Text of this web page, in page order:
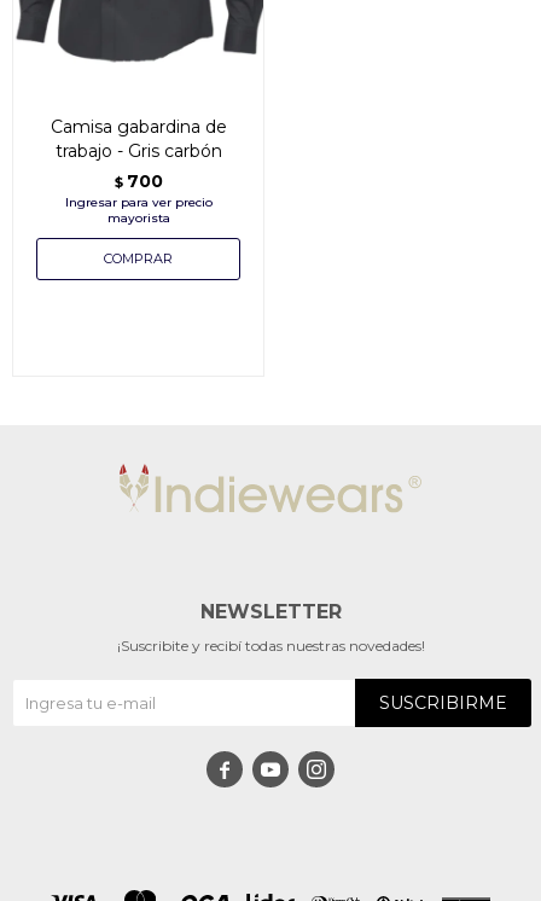
Camisa gabardina de
trabajo - Gris carbón
$ 700
NEWSLETTER
¡Suscribite y recibí todas nuestras novedades!
SUSCRIBIRME
  